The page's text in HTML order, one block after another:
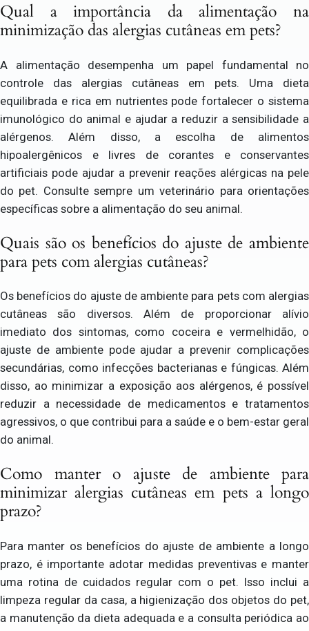
Qual a importância da alimentação na
minimização das alergias cutâneas em pets?
A alimentação desempenha um papel fundamental no
controle das alergias cutâneas em pets. Uma dieta
equilibrada e rica em nutrientes pode fortalecer o sistema
imunológico do animal e ajudar a reduzir a sensibilidade a
alérgenos. Além disso, a escolha de alimentos
hipoalergênicos e livres de corantes e conservantes
artificiais pode ajudar a prevenir reações alérgicas na pele
do pet. Consulte sempre um veterinário para orientações
específicas sobre a alimentação do seu animal.
Quais são os benefícios do ajuste de ambiente
para pets com alergias cutâneas?
Os benefícios do ajuste de ambiente para pets com alergias
cutâneas são diversos. Além de proporcionar alívio
imediato dos sintomas, como coceira e vermelhidão, o
ajuste de ambiente pode ajudar a prevenir complicações
secundárias, como infecções bacterianas e fúngicas. Além
disso, ao minimizar a exposição aos alérgenos, é possível
reduzir a necessidade de medicamentos e tratamentos
agressivos, o que contribui para a saúde e o bem-estar geral
do animal.
Como manter o ajuste de ambiente para
minimizar alergias cutâneas em pets a longo
prazo?
Para manter os benefícios do ajuste de ambiente a longo
prazo, é importante adotar medidas preventivas e manter
uma rotina de cuidados regular com o pet. Isso inclui a
limpeza regular da casa, a higienização dos objetos do pet,
a manutenção da dieta adequada e a consulta periódica ao